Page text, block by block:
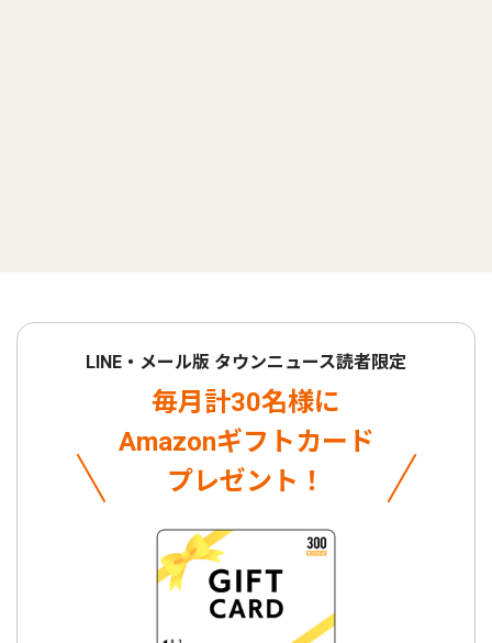
LINE・メール版 タウンニュース読者限定
毎月計30名様に
Amazonギフトカード
プレゼント！